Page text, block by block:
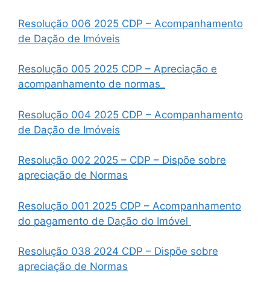
Resolução 006 2025 CDP – Acompanhamento
de Dação de Imóveis
Resolução 005 2025 CDP – Apreciação e
acompanhamento de normas_
Resolução 004 2025 CDP – Acompanhamento
de Dação de Imóveis
Resolução 002 2025 – CDP – Dispõe sobre
apreciação de Normas
Resolução 001 2025 CDP – Acompanhamento
do pagamento de Dação do Imóvel
Resolução 038 2024 CDP – Dispõe sobre
apreciação de Normas